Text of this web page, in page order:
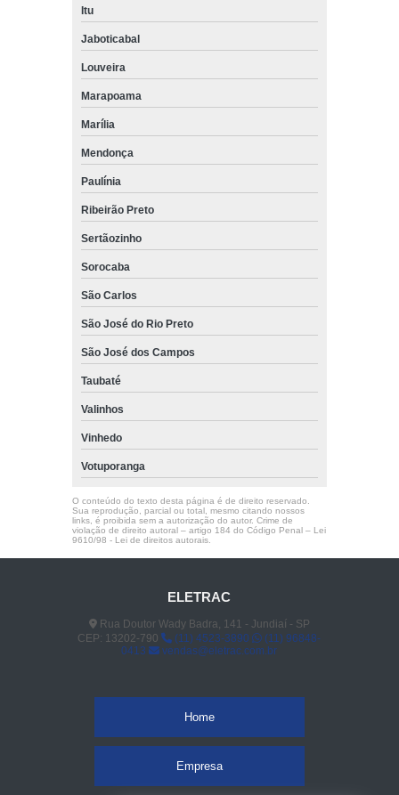
Itu
Jaboticabal
Louveira
Marapoama
Marília
Mendonça
Paulínia
Ribeirão Preto
Sertãozinho
Sorocaba
São Carlos
São José do Rio Preto
São José dos Campos
Taubaté
Valinhos
Vinhedo
Votuporanga
O conteúdo do texto desta página é de direito reservado.
Sua reprodução, parcial ou total, mesmo citando nossos
links, é proibida sem a autorização do autor. Crime de
violação de direito autoral – artigo 184 do Código Penal – Lei
9610/98 - Lei de direitos autorais.
ELETRAC
Rua Doutor Wady Badra, 141 - Jundiaí - SP
CEP: 13202-790
(11) 4523-3890
(11) 96848-
0413
vendas@eletrac.com.br
Home
Empresa